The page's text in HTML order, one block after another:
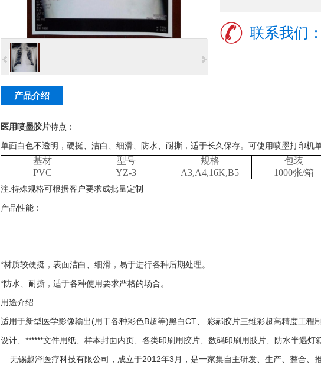
联系我们
产品介绍
医用喷墨胶片特点：
单面白色不透明，硬挺、洁白、细滑、防水、耐撕，适于长久保存。可使用喷墨打印机单
基材 型号 规格
包装
PVC
YZ-3 A3,A4,16K,B5 1000张/箱
注:特殊规格可根据客户要求成批量定制
产品性能：
*材质较硬挺，表面洁白、细滑，易于进行各种后期处理。
*防水、耐撕，适于各种使用要求严格的场合。
用途介绍
适用于新型医学影像输出(用干各种彩色B超等)黑白CT、 彩郝胶片三维彩超高精度工程
设计、******文件用纸、样本封面内页、各类印刷用胶片、数码印刷用肢片、防水半遇灯
无锡越泽医疗科技有限公司，成立于2012年3月，是一家集自主研发、生产、整合、